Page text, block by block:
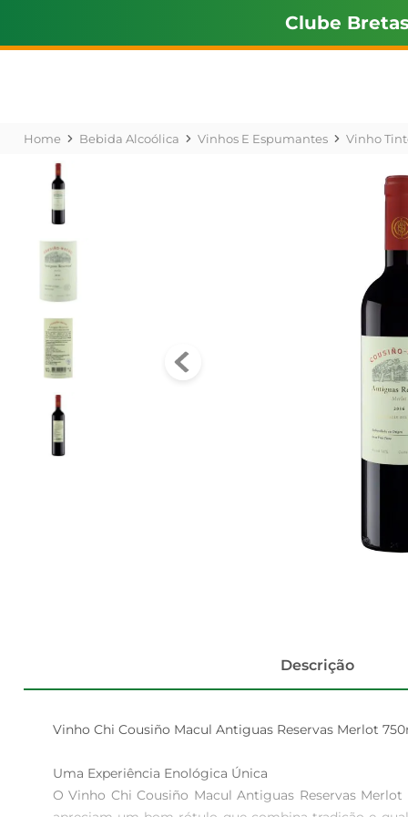
Clube Bretas
Bebida Alcoólica Vinhos E Espumantes Vinho
Descrição
Vinho Chi Cousiño Macul Antiguas Reservas Merlot
Uma Experiência Enológica Única
O Vinho Chi Cousiño Macul Antiguas Reservas